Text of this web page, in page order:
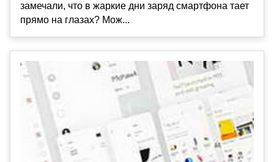
замечали, что в жаркие дни заряд смартфона тает
прямо на глазах? Мож...